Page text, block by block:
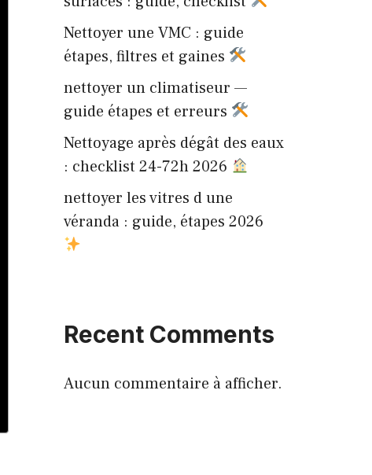
Nettoyer une VMC : guide
étapes, filtres et gaines
nettoyer un climatiseur —
guide étapes et erreurs
Nettoyage après dégât des eaux
: checklist 24-72h 2026
nettoyer les vitres d une
véranda : guide, étapes 2026
Recent Comments
Aucun commentaire à afficher.